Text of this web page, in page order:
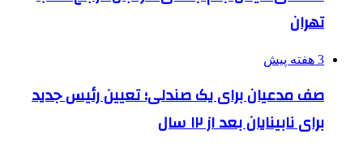
تهران
3 هفته پیش
صف مدعیان برای یک صندلی؛ تعیین رئیس جدید
برای نابینایان بعد از ۱۲ سال